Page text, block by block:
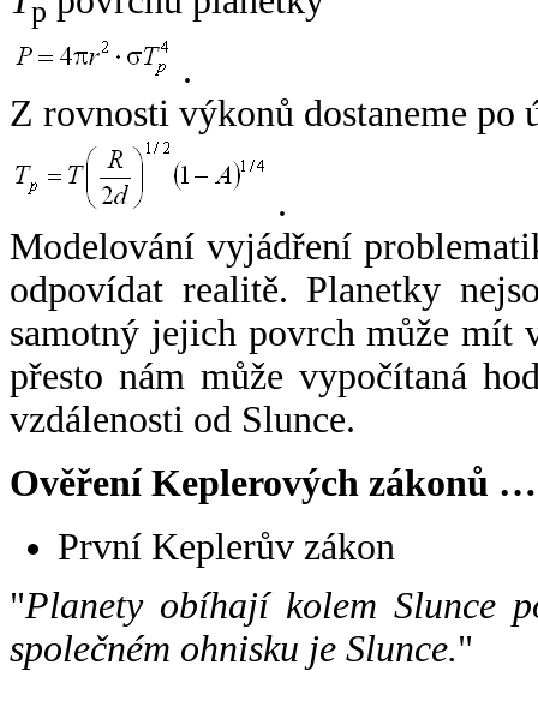
p
.
Z rovnosti výkonů dostaneme po
.
Modelování vyjádření
odpovídat realitě. Planetky
samotný jejich povrch může mít
přesto nám může vypočítaná
vzdálenosti od Slunce.
Ověření Keplerových zákonů …
První Keplerův zákon
"Planety obíhají kolem Slunce
společném ohnisku je Slunce."